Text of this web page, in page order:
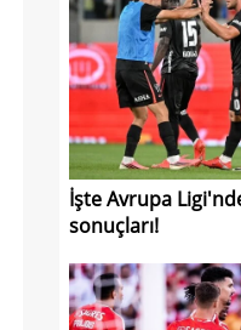
İşte Avrupa
sonuçları!